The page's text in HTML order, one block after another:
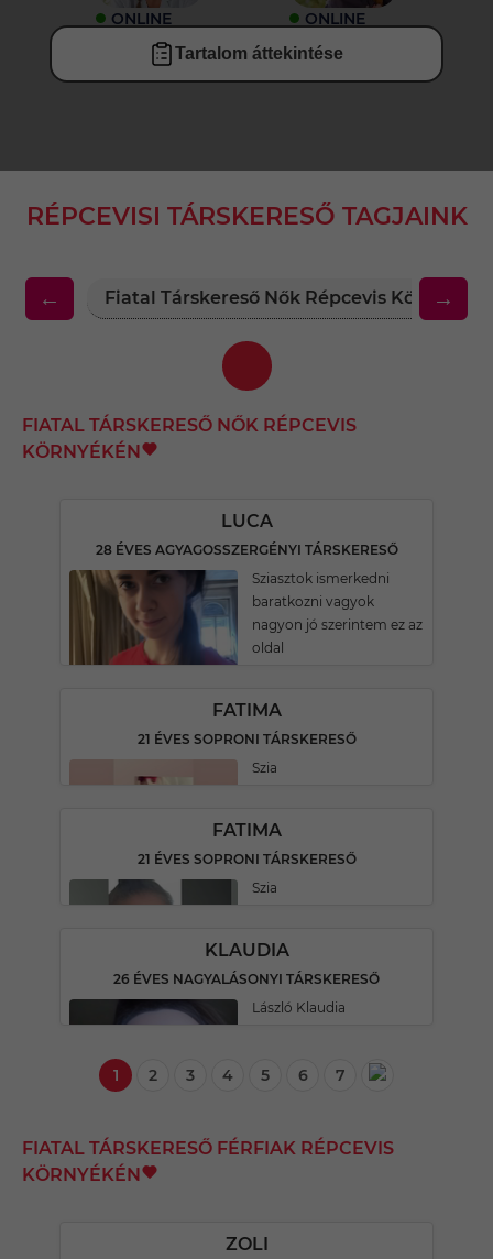
ONLINE ONLINE
Tartalom áttekintése
RÉPCEVISI TÁRSKERESŐ TAGJAINK
← Fiatal Társkereső Nők Répcevis Környékén
→
FIATAL TÁRSKERESŐ NŐK RÉPCEVIS
KÖRNYÉKÉN
LUCA
28 ÉVES AGYAGOSSZERGÉNYI TÁRSKERESŐ
Sziasztok ismerkedni
baratkozni vagyok
nagyon jó szerintem ez az
oldal
FATIMA
21 ÉVES SOPRONI TÁRSKERESŐ
Szia
FATIMA
21 ÉVES SOPRONI TÁRSKERESŐ
Szia
KLAUDIA
26 ÉVES NAGYALÁSONYI TÁRSKERESŐ
László Klaudia
1 2 3 4 5 6 7
FIATAL TÁRSKERESŐ FÉRFIAK RÉPCEVIS
KÖRNYÉKÉN
ZOLI